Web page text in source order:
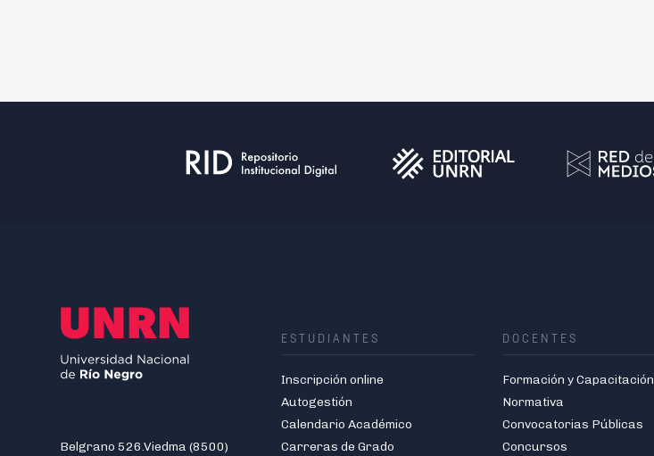
Belgrano 526.Viedma (8500)
ESTUDIANTES
Inscripción online
Autogestión
Calendario Académico
Carreras de Grado
DOCENTES
Formación y Capacitación
Normativa
Convocatorias Públicas
Concursos